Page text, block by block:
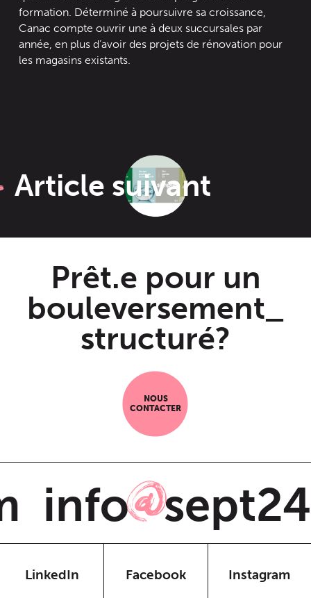
formation. Déterminé à poursuivre sa croissance,
Canac compte ouvrir une à deux succursales par
année, en plus d’avoir des projets de rénovation pour
les magasins existants.
Article suivant
Prêt.e pour un
bouleversement_
structuré?
NOUS
CONTACTER
info@
LinkedIn Facebook Instagram